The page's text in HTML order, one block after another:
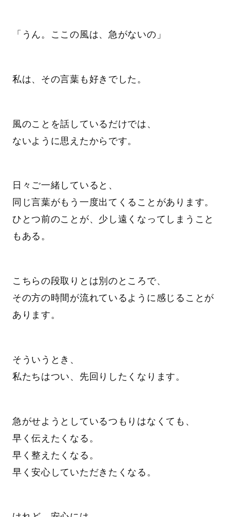
「うん。ここの風は、急がないの」
私は、その言葉も好きでした。
風のことを話しているだけでは、
ないように思えたからです。
日々ご一緒していると、
同じ言葉がもう一度出てくることがあります。
ひとつ前のことが、少し遠くなってしまうこと
もある。
こちらの段取りとは別のところで、
その方の時間が流れているように感じることが
あります。
そういうとき、
私たちはつい、先回りしたくなります。
急がせようとしているつもりはなくても、
早く伝えたくなる。
早く整えたくなる。
早く安心していただきたくなる。